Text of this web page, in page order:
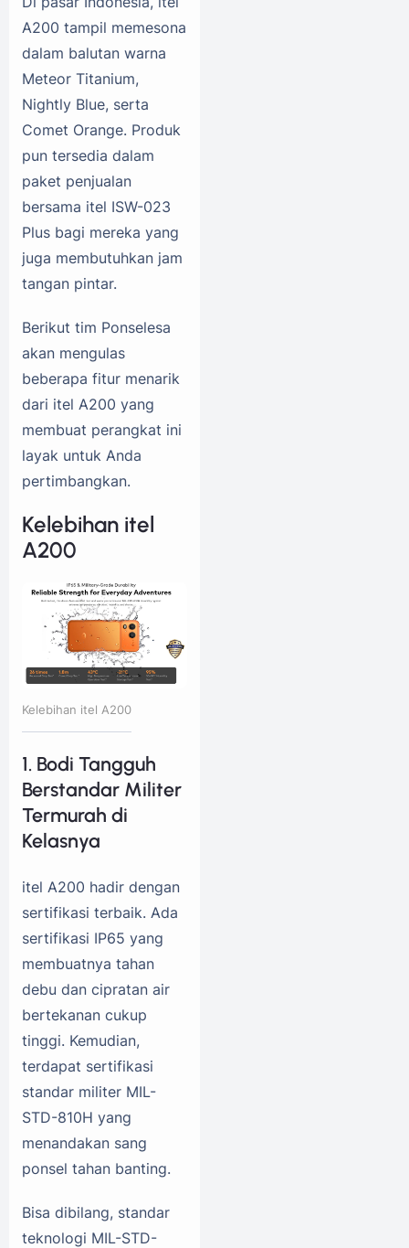
A200 tampil memesona
dalam balutan warna
Meteor Titanium,
Nightly Blue, serta
Comet Orange. Produk
pun tersedia dalam
paket penjualan
bersama itel ISW-023
Plus bagi mereka yang
juga membutuhkan jam
tangan pintar.
Berikut tim Ponselesa
akan mengulas
beberapa fitur menarik
dari itel A200 yang
membuat perangkat ini
layak untuk Anda
pertimbangkan.
Kelebihan itel
A200
Kelebihan itel A200
1. Bodi Tangguh
Berstandar Militer
Termurah di
Kelasnya
itel A200 hadir dengan
sertifikasi terbaik. Ada
sertifikasi IP65 yang
membuatnya tahan
debu dan cipratan air
bertekanan cukup
tinggi. Kemudian,
terdapat sertifikasi
standar militer MIL-
STD-810H yang
menandakan sang
ponsel tahan banting.
Bisa dibilang, standar
teknologi MIL-STD-